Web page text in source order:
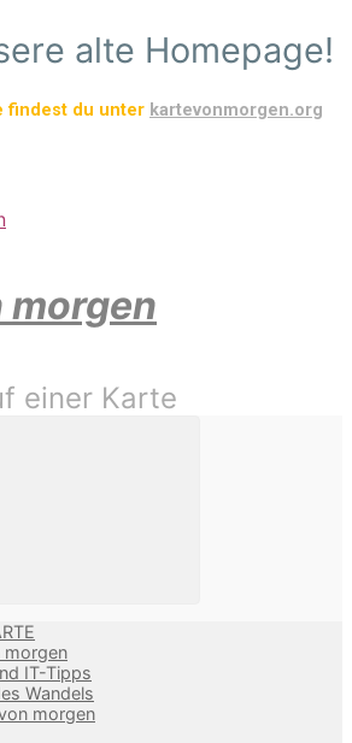
alte Homepage!
findest du unter kartevonmorgen.org
morgen
einer Karte
morgen
IT-Tipps
Wandels
morgen